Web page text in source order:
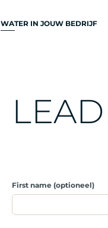
WATER IN JOUW BEDRIJF
KEUKENKRANEN
WATERFILTER
LEAD
First name (optioneel)